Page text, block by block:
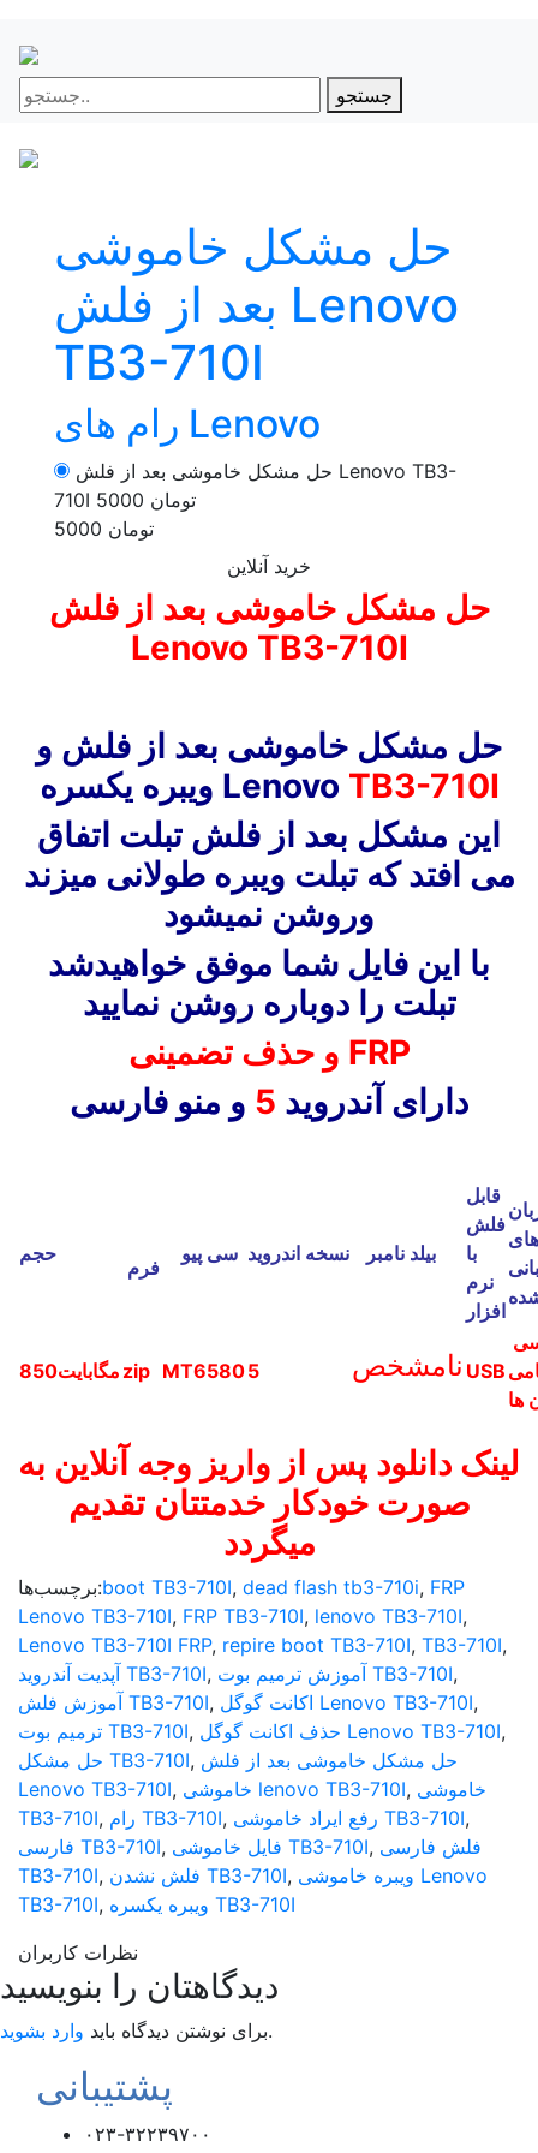
جستجو
حل مشکل خاموشی
بعد از فلش Lenovo
TB3-710I
رام های Lenovo
حل مشکل خاموشی بعد از فلش Lenovo TB3-
710I
5000 تومان
5000 تومان
خرید آنلاین
حل مشکل خاموشی بعد از فلش
Lenovo TB3-710I
حل مشکل خاموشی بعد از فلش و
ویبره یکسره Lenovo TB3-710I
این مشکل بعد از فلش تبلت اتفاق
می افتد که تبلت ویبره طولانی میزند
وروشن نمیشود
با این فایل شما موفق خواهیدشد
تبلت را دوباره روشن نمایید
و حذف تضمینی FRP
دارای آندروید 5 و منو فارسی
حجم
فرم
سی پیو نسخه اندروید بیلد نامبر
قابل
فلش
با
نرم
افزار
های
850مگابایت zip MT65805 نامشخص USB
ها
لینک دانلود پس از واریز وجه آنلاین به
صورت خودکار خدمتتان تقدیم
میگردد
برچسب‌ها:boot TB3-710I, dead flash tb3-710i, FRP
Lenovo TB3-710I, FRP TB3-710I, lenovo TB3-710I,
Lenovo TB3-710I FRP, repire boot TB3-710I, TB3-710I,
آپدیت آندروید TB3-710I, آموزش ترمیم بوت TB3-710I,
آموزش فلش TB3-710I, اکانت گوگل Lenovo TB3-710I,
ترمیم بوت TB3-710I, حذف اکانت گوگل Lenovo TB3-710I,
حل مشکل TB3-710I, حل مشکل خاموشی بعد از فلش
Lenovo TB3-710I, خاموشی lenovo TB3-710I, خاموشی
TB3-710I, رام TB3-710I, رفع ایراد خاموشی TB3-710I,
فارسی TB3-710I, فایل خاموشی TB3-710I, فلش فارسی
TB3-710I, فلش نشدن TB3-710I, ویبره خاموشی Lenovo
TB3-710I,
ویبره یکسره TB3-710I
نظرات کاربران
دیدگاهتان را بنویسید
برای نوشتن دیدگاه باید وارد بشوید .
پشتیبانی
۰۲۳-۳۲۲۳۹۷۰۰